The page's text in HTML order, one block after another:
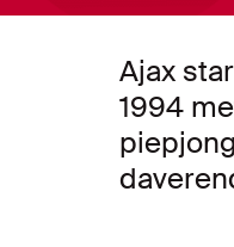
Ajax
1994